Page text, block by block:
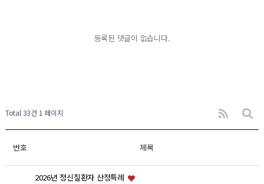
등록된 댓글이 없습니다.
Total 33건 1 페이지
번호 제목
2026년 정신질환자 산정특례